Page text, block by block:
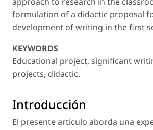
formulation of a didactic proposal
development of writing in the first
KEYWORDS
Educational project, significant
projects, didactic.
Introducción
El presente artículo aborda una